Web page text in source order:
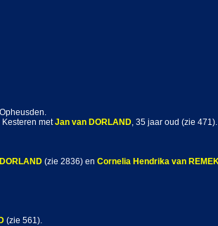
metJan van DORLAND, 35 jaar oud (zie 471).
(zie 2836) en Cornelia Hendrika van
(zie 561).